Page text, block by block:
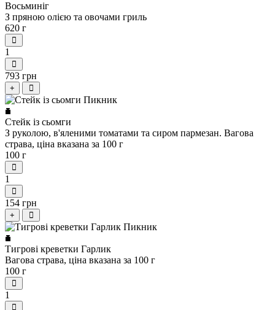
Восьминіг
З пряною олією та овочами гриль
620 г
1
793 грн
+
Стейк із сьомги
З руколою, в'яленими томатами та сиром пармезан. Вагова
страва, ціна вказана за 100 г
100 г
1
154 грн
+
Тигрові креветки Гарлик
Вагова страва, ціна вказана за 100 г
100 г
1